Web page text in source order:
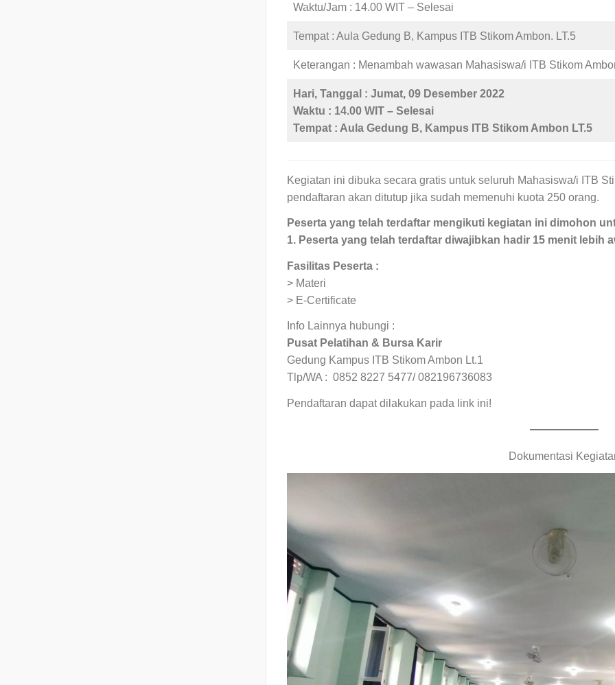
Waktu/Jam : 14.00 WIT – Selesai
Tempat : Aula Gedung B, Kampus ITB Stikom Ambon. LT.5
Keterangan : Menambah wawasan Mahasiswa/i ITB Stikom
Hari, Tanggal : Jumat, 09 Desember 2022
Waktu : 14.00 WIT – Selesai
Tempat : Aula Gedung B, Kampus ITB Stikom Ambon LT.5
Kegiatan ini dibuka secara gratis untuk seluruh Mahasiswa/i ITB
pendaftaran akan ditutup jika sudah memenuhi kuota 250 orang.
Peserta yang telah terdaftar mengikuti kegiatan ini dimohon
1. Peserta yang telah terdaftar diwajibkan hadir 15 menit lebih
Fasilitas Peserta :
> Materi
> E-Certificate
Info Lainnya hubungi :
Pusat Pelatihan & Bursa Karir
Gedung Kampus ITB Stikom Ambon Lt.1
Tlp/WA : 0852 8227 5477/ 082196736083
Pendaftaran dapat dilakukan pada link ini!
Dokumentasi